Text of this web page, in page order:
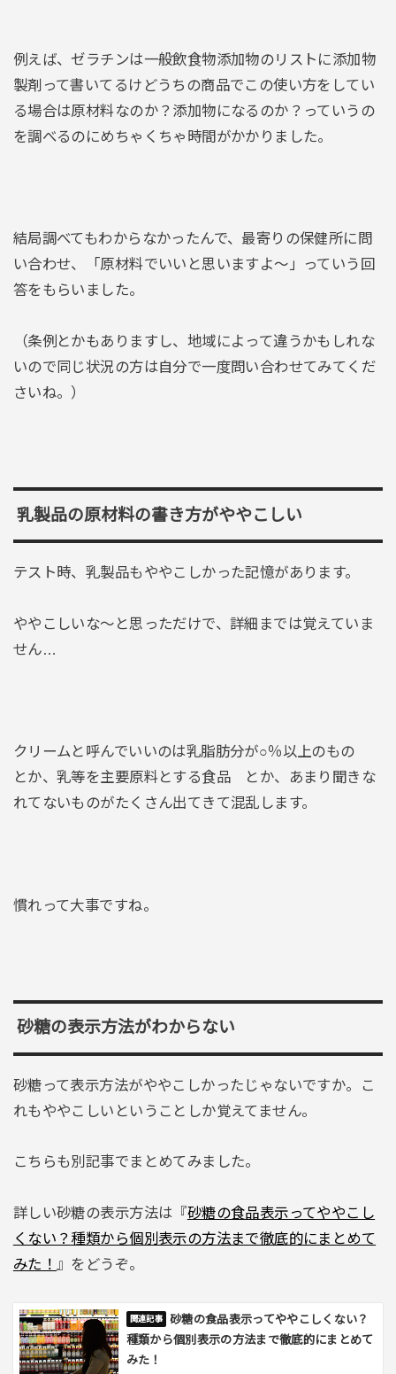
例えば、ゼラチンは一般飲食物添加物のリストに添加物
製剤って書いてるけどうちの商品でこの使い方をしてい
る場合は原材料なのか？添加物になるのか？っていうの
を調べるのにめちゃくちゃ時間がかかりました。
結局調べてもわからなかったんで、最寄りの保健所に問
い合わせ、「原材料でいいと思いますよ～」っていう回
答をもらいました。
（条例とかもありますし、地域によって違うかもしれな
いので同じ状況の方は自分で一度問い合わせてみてくだ
さいね。）
乳製品の原材料の書き方がややこしい
テスト時、乳製品もややこしかった記憶があります。
ややこしいな～と思っただけで、詳細までは覚えていま
せん…
クリームと呼んでいいのは乳脂肪分が○％以上のもの
とか、乳等を主要原料とする食品 とか、あまり聞きな
れてないものがたくさん出てきて混乱します。
慣れって大事ですね。
砂糖の表示方法がわからない
砂糖って表示方法がややこしかったじゃないですか。こ
れもややこしいということしか覚えてません。
こちらも別記事でまとめてみました。
詳しい砂糖の表示方法は『砂糖の食品表示ってややこし
くない？種類から個別表示の方法まで徹底的にまとめて
みた！ 』をどうぞ。
砂糖の食品表示ってややこしくない？
種類から個別表示の方法まで徹底的にまとめて
みた！